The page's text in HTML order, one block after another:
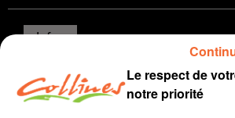
Infos
31 mars 2022 - 14 min 59 sec
JOURNAL DU JEUDI 31 MARS ( SOIR )
Le respect de
notre priorité